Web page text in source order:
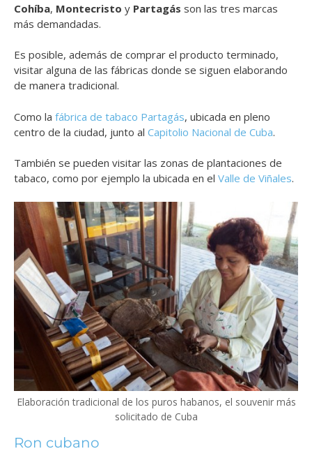
Cohíba, Montecristo y Partagás son las tres marcas
más demandadas.
Es posible, además de comprar el producto terminado,
visitar alguna de las fábricas donde se siguen elaborando
de manera tradicional.
Como la fábrica de tabaco Partagás, ubicada en pleno
centro de la ciudad, junto al Capitolio Nacional de Cuba.
También se pueden visitar las zonas de plantaciones de
tabaco, como por ejemplo la ubicada en el Valle de Viñales.
Elaboración tradicional de los puros habanos, el souvenir más
solicitado de Cuba
Ron cubano